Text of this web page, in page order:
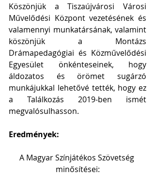
Köszönjük a Tiszaújvárosi Városi
Művelődési Központ vezetésének és
valamennyi munkatársának, valamint
köszönjük a Montázs
Drámapedagógiai és Közművelődési
Egyesület önkénteseinek, hogy
áldozatos és örömet sugárzó
munkájukkal lehetővé tették, hogy ez
a Találkozás 2019-ben ismét
megvalósulhasson.
Eredmények:
A Magyar Színjátékos Szövetség
minősítései: